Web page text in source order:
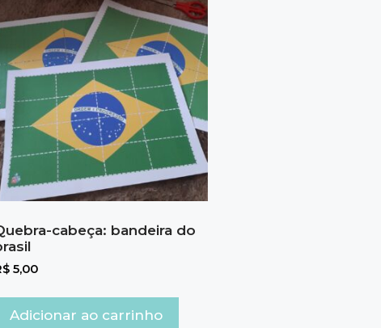
cabeça: bandeira do
5,00
Adicionar ao carrinho